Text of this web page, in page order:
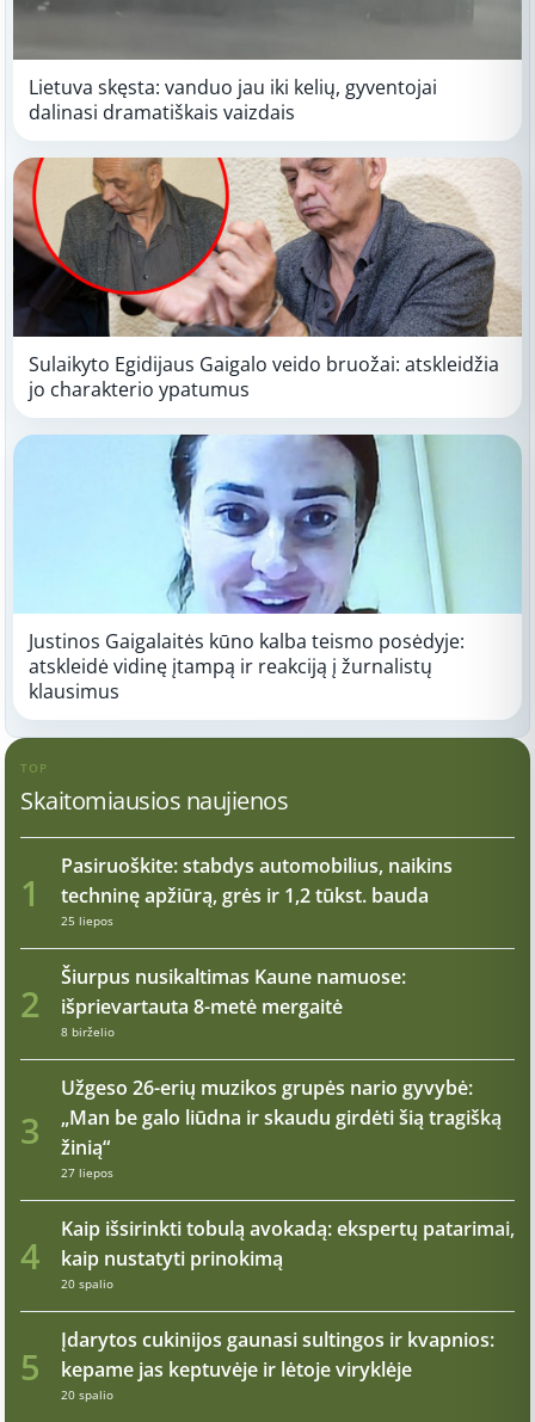
Lietuva skęsta: vanduo jau iki kelių, gyventojai
dalinasi dramatiškais vaizdais
Sulaikyto Egidijaus Gaigalo veido bruožai: atskleidžia
jo charakterio ypatumus
Justinos Gaigalaitės kūno kalba teismo posėdyje:
atskleidė vidinę įtampą ir reakciją į žurnalistų
klausimus
TOP
Skaitomiausios naujienos
1
Pasiruoškite: stabdys automobilius, naikins
techninę apžiūrą, grės ir 1,2 tūkst. bauda
25 liepos
2
Šiurpus nusikaltimas Kaune namuose:
išprievartauta 8-metė mergaitė
8 birželio
3
Užgeso 26-erių muzikos grupės nario gyvybė:
„Man be galo liūdna ir skaudu girdėti šią tragišką
žinią“
27 liepos
4
Kaip išsirinkti tobulą avokadą: ekspertų patarimai,
kaip nustatyti prinokimą
20 spalio
5
Įdarytos cukinijos gaunasi sultingos ir kvapnios:
kepame jas keptuvėje ir lėtoje viryklėje
20 spalio